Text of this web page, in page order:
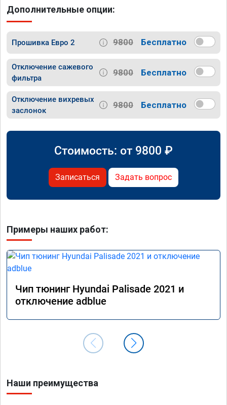
Дополнительные опции:
Прошивка Евро 2 9800 Бесплатно
Отключение сажевого
фильтра
9800 Бесплатно
Отключение вихревых
заслонок
9800 Бесплатно
Стоимость: от 9800 ₽
Записаться Задать вопрос
Примеры наших работ:
Чип тюнинг Hyundai Palisade 2021 и
отключение adblue
Наши преимущества